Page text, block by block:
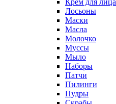
Крем для лица
Лосьоны
Маски
Масла
Молочко
Муссы
Мыло
Наборы
Патчи
Пилинги
Пудры